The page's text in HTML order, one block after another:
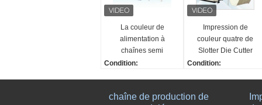
La couleur de
alimentation à
chaînes semi
automatique à
d'impression de
Condition:
urni:
Impression de
couleur quatre de
Slotter Die Cutter
trois d'imprimante de
Condition:
urni:
chaîne de production de